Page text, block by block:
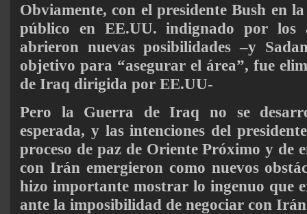
Obviamente, con el presidente Bush en
público en EE.UU. indignado por los
abrieron nuevas posibilidades –y
objetivo para “asegurar el área”, fue
de Iraq dirigida por EE.UU-
Pero la Guerra de Iraq no se
esperada, y las intenciones del
proceso de paz de Oriente Próximo y de
con Irán emergieron como nuevos
hizo importante mostrar lo ingenuo que
ante la imposibilidad de negociar con